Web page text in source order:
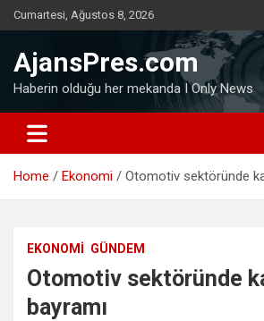
Skip
to
Cumartesi, Ağustos 8, 2026
AjansPres.com
Haberin olduğu her mekanda I Only News
Home Ekonomi Otomotiv sektöründe
EKONOMI GÜNDEM
Otomotiv sektöründe
bayramı